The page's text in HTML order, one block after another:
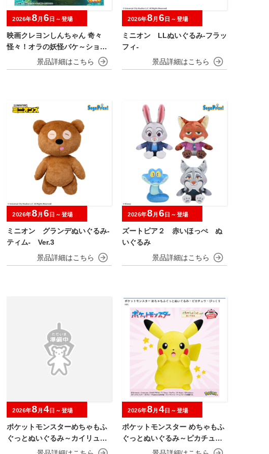
映画クレヨンしんちゃん 奇々
怪々！オラの妖怪バケ～ション
めちゃもふぐっとぬいぐるみ～
おすわりポーズのシロ～
2026年8 月 6 日～登場
ミニオン LLぬいぐるみ‐フラッ
フィ‐
2026年8 月 6 日～登場
ミニオン グランデぬいぐるみ‐
ティム‐ Ver.3
2026年8 月 6 日～登場
ズートピア２ 赤いほっぺ ぬ
いぐるみ
2026年8 月 6 日～登場
ポケットモンスターめちゃもふ
ぐっとぬいぐるみ～カイリュー
2026年8 月 4日～登場
ポケットモンスター めちゃもふ
ぐっとぬいぐるみ～ピカチュウ
～びっくりver.
2026年8 月 4日～登場